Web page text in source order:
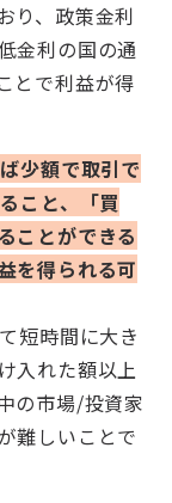
り、政策金利
金利の国の通
とで利益が得
少額で取引で
こと、「買
ことができる
を得られる可
短時間に大き
入れた額以上
の市場/投資家
難しいことで